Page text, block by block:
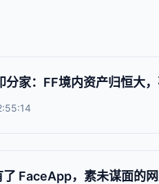
分家：FF境内资产归恒大
了 FaceApp，素未谋面的